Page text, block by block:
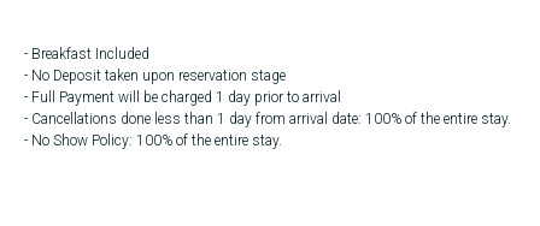
- Breakfast Included
- No Deposit taken upon reservation stage
- Full Payment will be charged 1 day prior to arrival
- Cancellations done less than 1 day from arrival date: 100% of the entire stay.
- No Show Policy: 100% of the entire stay.